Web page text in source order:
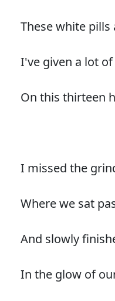
These white pills
I've given a lot
On this thirteen
I missed the
Where we sat
And slowly
In the glow of